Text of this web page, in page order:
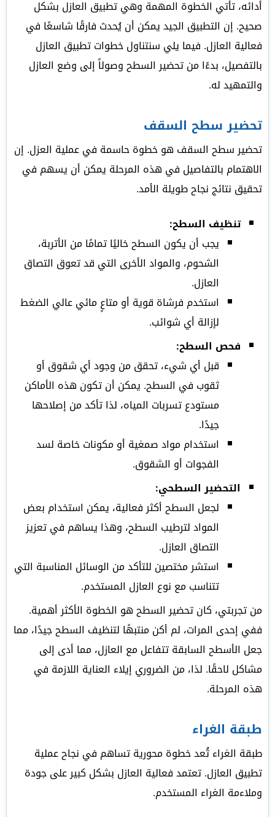
أدائه، تأتي الخطوة المهمة وهي تطبيق العازل بشكل
صحيح. إن التطبيق الجيد يمكن أن يُحدث فارقًا شاسعًا في
فعالية العازل. فيما يلي سنتناول خطوات تطبيق العازل
بالتفصيل، بدءًا من تحضير السطح وصولاً إلى وضع العازل
والتمهيد له.
تحضير سطح السقف
تحضير سطح السقف هو خطوة حاسمة في عملية العزل. إن
الاهتمام بالتفاصيل في هذه المرحلة يمكن أن يسهم في
تحقيق نتائج نجاح طويلة الأمد.
تنظيف السطح:
يجب أن يكون السطح خاليًا تمامًا من الأتربة،
الشحوم، والمواد الأخرى التي قد تعوق التصاق
العازل.
استخدم فرشاة قوية أو متاعٍ مائي عالي الضغط
لإزالة أي شوائب.
فحص السطح:
قبل أي شيء، تحقق من وجود أي شقوق أو
ثقوب في السطح. يمكن أن تكون هذه الأماكن
مستودع تسربات المياه، لذا تأكد من إصلاحها
جيدًا.
استخدام مواد صمغية أو مكونات خاصة لسد
الفجوات أو الشقوق.
التحضير السطحي:
لجعل السطح أكثر فعالية، يمكن استخدام بعض
المواد لترطيب السطح، وهذا يساهم في تعزيز
التصاق العازل.
استشر مختصين للتأكد من الوسائل المناسبة التي
تتناسب مع نوع العازل المستخدم.
من تجربتي، كان تحضير السطح هو الخطوة الأكثر أهمية.
ففي إحدى المرات، لم أكن منتبهًا لتنظيف السطح جيدًا، مما
جعل الأسطح السابقة تتفاعل مع العازل، مما أدى إلى
مشاكل لاحقًا. لذا، من الضروري إيلاء العناية اللازمة في
هذه المرحلة.
طبقة الغراء
طبقة الغراء تُعد خطوة محورية تساهم في نجاح عملية
تطبيق العازل. تعتمد فعالية العازل بشكل كبير على جودة
وملاءمة الغراء المستخدم.